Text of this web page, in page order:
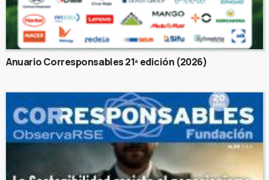
Anuario Corresponsables 21ª edición (2026)